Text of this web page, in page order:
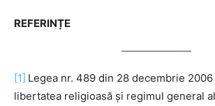
REFERINȚE
[1] Legea nr. 489 din 28 decembrie
libertatea religioasă și regimul general